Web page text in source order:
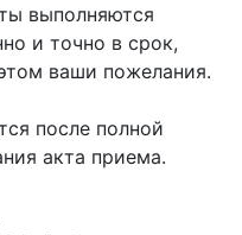
выполняются
и точно в срок,
ваши пожелания.
после полной
акта приема.